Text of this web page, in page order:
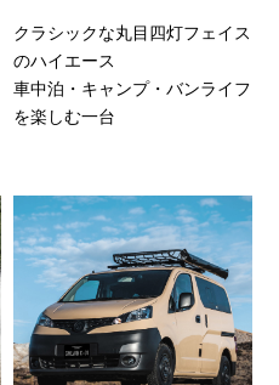
クラシックな丸目四灯フェイス
のハイエース
車中泊・キャンプ・バンライフ
を楽しむ一台